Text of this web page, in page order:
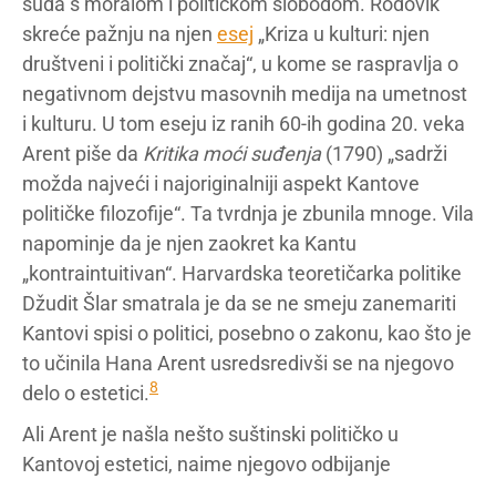
skreće pažnju na njen esej „Kriza u kulturi: njen
društveni i politički značaj“, u kome se raspravlja o
negativnom dejstvu masovnih medija na umetnost
i kulturu. U tom eseju iz ranih 60-ih godina 20. veka
Arent piše da Kritika moći suđenja(1790) „sadrži
možda najveći i najoriginalniji aspekt Kantove
političke filozofije“. Ta tvrdnja je zbunila mnoge. Vila
napominje da je njen zaokret ka Kantu
„kontraintuitivan“. Harvardska teoretičarka politike
Džudit Šlar smatrala je da se ne smeju zanemariti
Kantovi spisi o politici, posebno o zakonu, kao što je
to učinila Hana Arent usredsredivši se na njegovo
delo o estetici.8
Ali Arent je našla nešto suštinski političko u
Kantovoj estetici, naime njegovo odbijanje